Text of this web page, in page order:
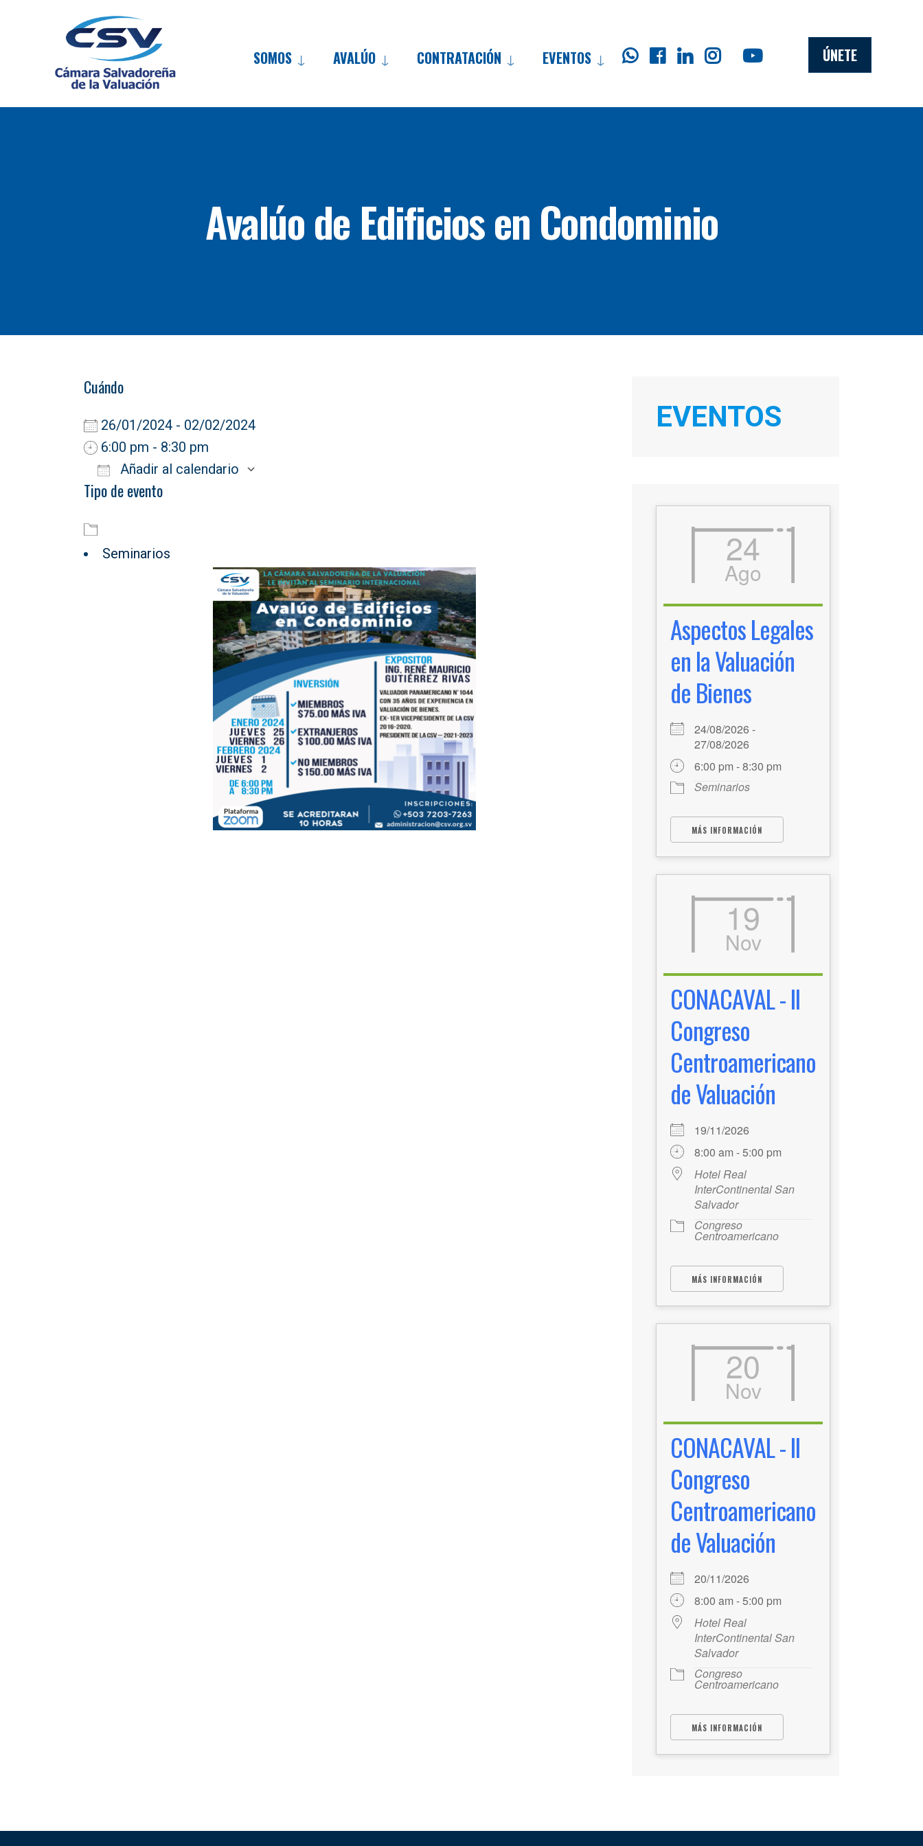
Skip
content
SOMOS AVALÚO CONTRATACIÓN EVENTOS ÚNETE
Avalúo de Edificios en Condominio
Cuándo
26/01/2024 - 02/02/2024
6:00 pm - 8:30 pm
Añadir al calendario
Descargar ICS
Tipo de evento
Seminarios
EVENTOS
24
Ago
Aspectos Legales
en la Valuación
de Bienes
24/08/2026 -
27/08/2026
6:00 pm - 8:30 pm
Seminarios
MÁS INFORMACIÓN
19
Nov
CONACAVAL - II
Congreso
Centroamericano
de Valuación
19/11/2026
8:00 am - 5:00 pm
Hotel Real
InterContinental San
Salvador
Congreso
Centroamericano
MÁS INFORMACIÓN
20
Nov
CONACAVAL - II
Congreso
Centroamericano
de Valuación
20/11/2026
8:00 am - 5:00 pm
Hotel Real
InterContinental San
Salvador
Congreso
Centroamericano
MÁS INFORMACIÓN